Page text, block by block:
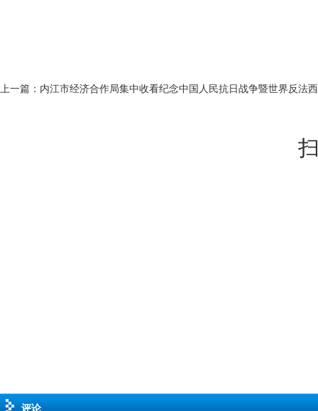
上一篇： 内江市经济合作局集中收看纪念中国人民抗日战争暨世界反法
评论